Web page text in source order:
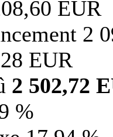
EUR
2
EUR
2 502,72
%